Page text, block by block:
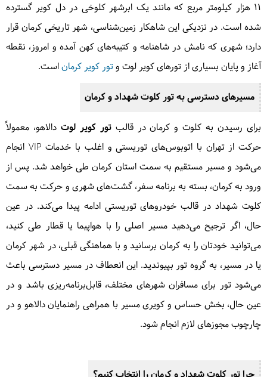
۱۱ هزار کیلومتر مربع که مانند یک ابرشهر کلوخی در دل کویر گسترده
شده است. در نزدیکی این شاهکار زمین‌شناسی، شهر تاریخی کرمان قرار
دارد؛ شهری که نامش در شاهنامه و کتیبه‌های کهن آمده و امروز، نقطه
آغاز و پایان بسیاری از تورهای کویر لوت وتور کویر کرماناست.
مسیرهای دسترسی به تور کلوت شهداد و کرمان
برای رسیدن به کلوت و کرمان در قالبتور کویر لوت دالاهو، معمولاً
حرکت از تهران با اتوبوس‌های توریستی و اغلب با خدمات VIP انجام
می‌شود و مسیر مستقیم به سمت استان کرمان طی خواهد شد. پس از
ورود به کرمان، بسته به برنامه سفر، گشت‌های شهری و حرکت به سمت
کلوت شهداد در قالب خودروهای توریستی ادامه پیدا می‌کند. در عین
حال، اگر ترجیح می‌دهید مسیر اصلی را با هواپیما یا قطار طی کنید،
می‌توانید خودتان را به کرمان برسانید و با هماهنگی قبلی، در شهر کرمان
یا در مسیر، به گروه تور بپیوندید. این انعطاف در مسیر دسترسی باعث
می‌شود تور برای مسافران شهرهای مختلف، قابل‌برنامه‌ریزی باشد و در
عین حال، بخش حساس و کویری مسیر با همراهی راهنمایان دالاهو و در
چارچوب مجوزهای لازم انجام شود.